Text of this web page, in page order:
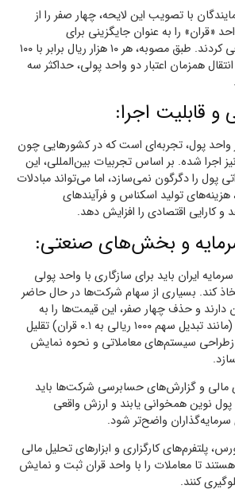
با تصویب این لایحه، چهار صفر را از
«قران» را به عنوان جایگزینی برای
بخش‌هایی از ریال معرفی کردند. طبق مصوبه، هر ۱۰ هزار ریال برابر با ۱۰۰
همزمان اعتبار دو واحد پولی، حداکثر سه
و قابلیت اجرا:
پول، تجربه‌ای است که در کشورهایی چون
نیز اجرا شده. بر اساس تجربیات بین‌المللی، این
پول را دگرگون نمی‌سازد، اما می‌تواند مبادلات
تولید اسکناس و فرآیندهای
کارایی اقتصادی را افزایش دهد.
سرمایه و بخش‌های صنعتی:
سرمایه ایران باید برای سازگاری با واحد پولی
کند. بسیاری از سهام شرکت‌ها در حال حاضر
دارند و حذف چهار صفر، این قیمت‌ها را به
اعدادی کمتر از یک ریال (مانند تبدیل سهم ۱۰۰۰ ریالی به ۰.۱ قران) تقلیل
سیستم‌های معاملاتی و نحوه نمایش
مالی و گزارش‌های حسابرسی شرکت‌ها باید
پول نوین همخوانی یابند و ارزش واقعی
سرمایه‌گذاران واضح‌تر شود.
پلتفرم‌های کارگزاری و ابزارهای تحلیل مالی
هستند تا معاملات را با واحد قران ثبت و نمایش
کنند.